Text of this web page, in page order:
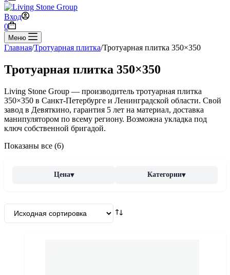
Вход
Корзина
0
Меню
Главная/Тротуарная плитка/Тротуарная плитка 350×350
Тротуарная плитка 350×350
Living Stone Group — производитель тротуарная плитка
350×350 в Санкт-Петербурге и Ленинградской области. Свой
завод в Девяткино, гарантия 5 лет на материал, доставка
манипулятором по всему региону. Возможна укладка под
ключ собственной бригадой.
Показаны все (6)
Цена▾ Категории▾